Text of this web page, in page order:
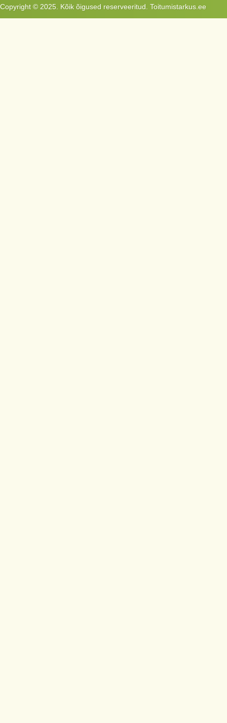
Copyright © 2025. Kõik õigused reserveeritud. Toitumistarkus.ee